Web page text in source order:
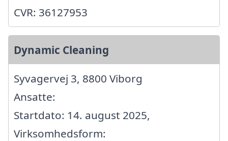
CVR: 36127953
Dynamic Cleaning
Syvagervej 3, 8800 Viborg
Ansatte:
Startdato: 14. august 2025,
Virksomhedsform: